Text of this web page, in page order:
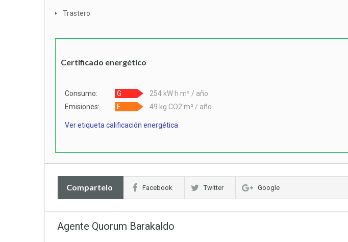
Trastero
Certificado energético
Consumo: G
254 kW h m² / año
Emisiones:
F 49 kg CO2 m² / año
Ver etiqueta calificación energética
Compartelo Facebook Twitter Google
Agente Quorum Barakaldo